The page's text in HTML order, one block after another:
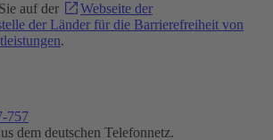
auf der
Webseite der
der Länder für die Barrierefreiheit von
.
757
dem deutschen Telefonnetz.